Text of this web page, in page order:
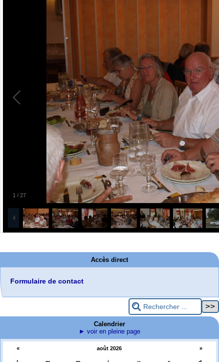
1 / 27
Accès direct
Formulaire de contact
Calendrier
► voir en pleine page
« août 2026 »